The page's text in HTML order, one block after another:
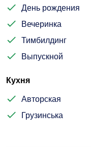
День рождения
Вечеринка
Тимбилдинг
Выпускной
Кухня
Авторская
Грузинська